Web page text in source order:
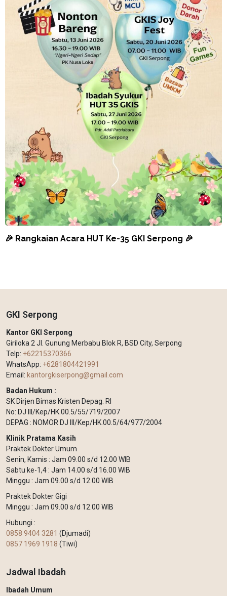
🎉 Rangkaian Acara HUT Ke-35 GKI Serpong 🎉
GKI Serpong
Kantor GKI Serpong
Giriloka 2 Jl. Gunung Merbabu Blok R, BSD City, Serpong
Telp: +62215370366
WhatsApp: +6281804421991
Email: kantorgkiserpong@gmail.com
Badan Hukum :
SK Dirjen Bimas Kristen Depag. RI
No: DJ III/Kep/HK.00.5/55/719/2007
DEPAG : NOMOR DJ III/Kep/HK.00.5/64/977/2004
Klinik Pratama Kasih
Praktek Dokter Umum
Senin, Kamis : Jam 09.00 s/d 12.00 WIB
Sabtu ke-1,4 : Jam 14.00 s/d 16.00 WIB
Minggu : Jam 09.00 s/d 12.00 WIB
Praktek Dokter Gigi
Minggu : Jam 09.00 s/d 12.00 WIB
Hubungi :
0858 9404 3281 (Djumadi)
0857 1969 1918 (Tiwi)
Jadwal Ibadah
Ibadah Umum